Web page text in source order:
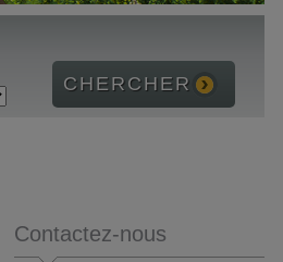
Contactez-nous